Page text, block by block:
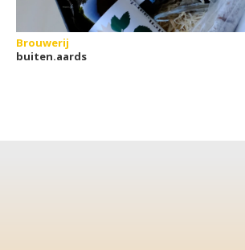
Brouwerij
buiten.aards